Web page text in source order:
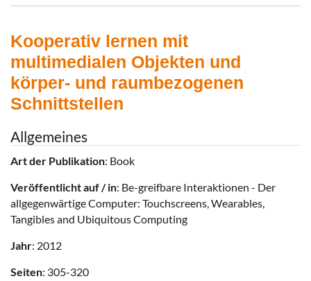
Kooperativ lernen mit
multimedialen Objekten und
körper- und raumbezogenen
Schnittstellen
Allgemeines
Art der Publikation: Book
Veröffentlicht auf / in: Be-greifbare Interaktionen - Der
allgegenwärtige Computer: Touchscreens, Wearables,
Tangibles and Ubiquitous Computing
Jahr: 2012
Seiten: 305-320